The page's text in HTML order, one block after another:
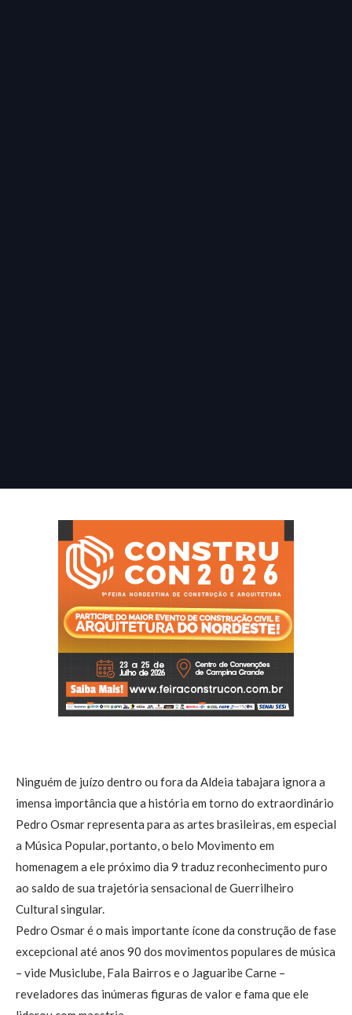
Ninguém de juízo dentro ou fora da Aldeia tabajara ignora a
imensa importância que a história em torno do extraordinário
Pedro Osmar representa para as artes brasileiras, em especial
a Música Popular, portanto, o belo Movimento em
homenagem a ele próximo dia 9 traduz reconhecimento puro
ao saldo de sua trajetória sensacional de Guerrilheiro
Cultural singular.
Pedro Osmar é o mais importante ícone da construção de fase
excepcional até anos 90 dos movimentos populares de música
– vide Musiclube, Fala Bairros e o Jaguaribe Carne –
reveladores das inúmeras figuras de valor e fama que ele